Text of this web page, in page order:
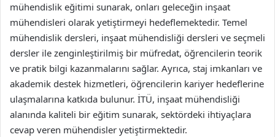
mühendislik eğitimi sunarak, onları geleceğin inşaat
mühendisleri olarak yetiştirmeyi hedeflemektedir. Temel
mühendislik dersleri, inşaat mühendisliği dersleri ve seçmeli
dersler ile zenginleştirilmiş bir müfredat, öğrencilerin teorik
ve pratik bilgi kazanmalarını sağlar. Ayrıca, staj imkanları ve
akademik destek hizmetleri, öğrencilerin kariyer hedeflerine
ulaşmalarına katkıda bulunur. İTÜ, inşaat mühendisliği
alanında kaliteli bir eğitim sunarak, sektördeki ihtiyaçlara
cevap veren mühendisler yetiştirmektedir.